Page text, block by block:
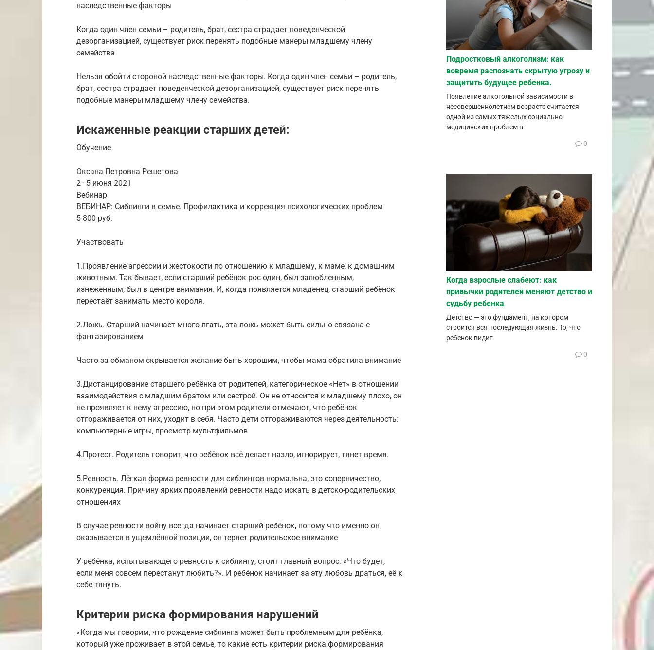
наследственные факторы
Когда один член семьи – родитель, брат, сестра страдает поведенческой
дезорганизацией, существует риск перенять подобные манеры младшему члену
семейства
Нельзя обойти стороной наследственные факторы. Когда один член семьи – родитель,
брат, сестра страдает поведенческой дезорганизацией, существует риск перенять
подобные манеры младшему члену семейства.
Искаженные реакции старших детей:
Обучение
Оксана Петровна Решетова
2–5 июня 2021
Вебинар
ВЕБИНАР: Сиблинги в семье. Профилактика и коррекция психологических проблем
5 800 руб.
Участвовать
1.Проявление агрессии и жестокости по отношению к младшему, к маме, к домашним
животным. Так бывает, если старший ребёнок рос один, был залюбленным,
изнеженным, был в центре внимания. И, когда появляется младенец, старший ребёнок
перестаёт занимать место короля.
2.Ложь. Старший начинает много лгать, эта ложь может быть сильно связана с
фантазированием
Часто за обманом скрывается желание быть хорошим, чтобы мама обратила внимание
3.Дистанцирование старшего ребёнка от родителей, категорическое «Нет» в отношении
взаимодействия с младшим братом или сестрой. Он не относится к младшему плохо, он
не проявляет к нему агрессию, но при этом родители отмечают, что ребёнок
отгораживается от них, уходит в себя. Часто дети отгораживаются через деятельность:
компьютерные игры, просмотр мультфильмов.
4.Протест. Родитель говорит, что ребёнок всё делает назло, игнорирует, тянет время.
5.Ревность. Лёгкая форма ревности для сиблингов нормальна, это соперничество,
конкуренция. Причину ярких проявлений ревности надо искать в детско-родительских
отношениях
В случае ревности войну всегда начинает старший ребёнок, потому что именно он
оказывается в ущемлённой позиции, он теряет родительское внимание
У ребёнка, испытывающего ревность к сиблингу, стоит главный вопрос: «Что будет,
если меня совсем перестанут любить?». И ребёнок начинает за эту любовь драться, её к
себе тянуть.
Критерии риска формирования нарушений
«Когда мы говорим, что рождение сиблинга может быть проблемным для ребёнка,
который уже проживает в этой семье, то какие есть критерии риска формирования
Подростковый алкоголизм: как
вовремя распознать скрытую угрозу и
защитить будущее ребенка.
Появление алкогольной зависимости в
несовершеннолетнем возрасте считается
одной из самых тяжелых социально-
медицинских проблем в
0
Когда взрослые слабеют: как
привычки родителей меняют детство и
судьбу ребенка
Детство — это фундамент, на котором
строится вся последующая жизнь. То, что
ребенок видит
0